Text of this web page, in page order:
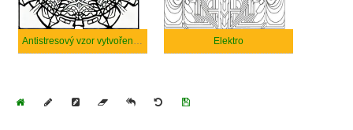
Antistresový vzor vytvořený AI Elektro